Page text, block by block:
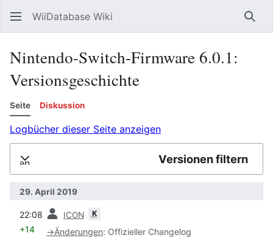
WiiDatabase Wiki
Nintendo-Switch-Firmware 6.0.1:
Versionsgeschichte
Seite Diskussion
Logbücher dieser Seite anzeigen
Versionen filtern
29. April 2019
22:08 ICON K
+14 →Änderungen: Offizieller Changelog